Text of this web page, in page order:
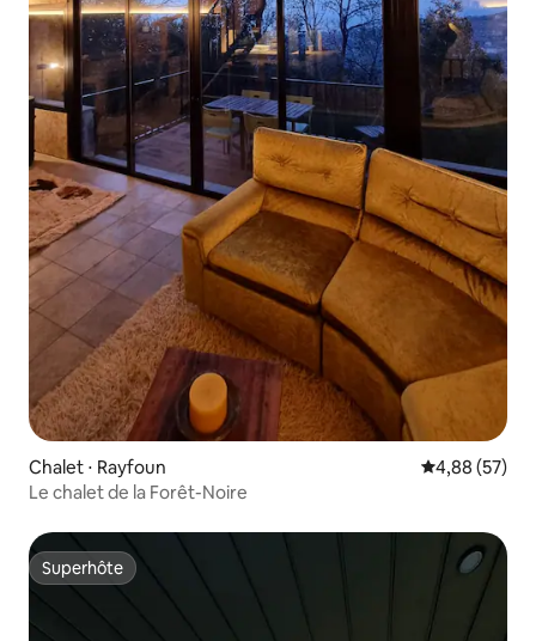
Chalet ⋅ Rayfoun Évaluation
4,88 (57)
Le chalet de la Forêt-Noire
Superhôte
Superhôte